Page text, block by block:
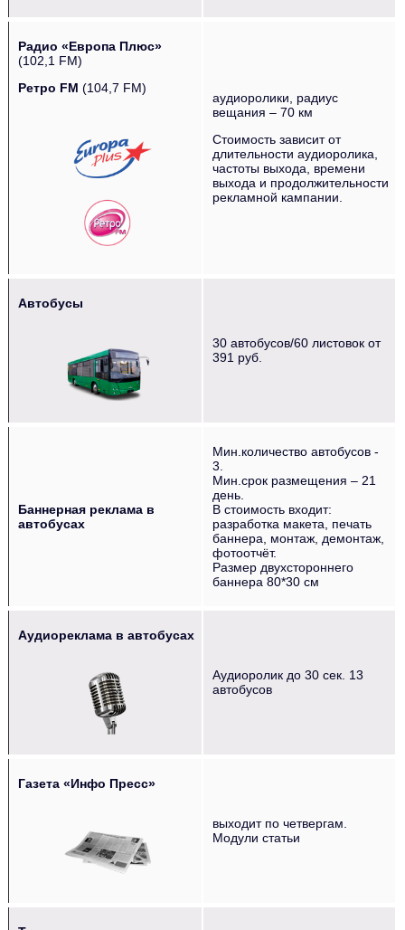
Радио «Европа Плюс»
(102,1 FM)
Ретро FM (104,7 FM)
аудиоролики, радиус
вещания – 70 км
Стоимость зависит от
длительности аудиоролика,
частоты выхода, времени
выхода и продолжительности
рекламной кампании.
Автобусы
30 автобусов/60 листовок от
391 руб.
Баннерная реклама в
автобусах
Мин.количество автобусов -
3.
Мин.срок размещения – 21
день.
В стоимость входит:
разработка макета, печать
баннера, монтаж, демонтаж,
фотоотчёт.
Размер двухстороннего
баннера 80*30 см
Аудиореклама в автобусах
Аудиоролик до 30 сек. 13
автобусов
Газета «Инфо Пресс»
выходит по четвергам.
Модули статьи